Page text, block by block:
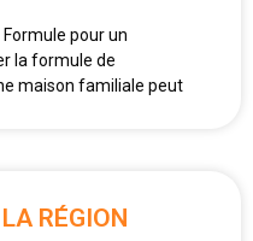
pour un
la formule de
maison familiale peut
RÉGION